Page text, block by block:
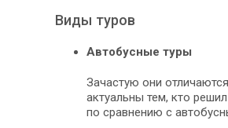
Виды туров
Автобусные туры
Зачастую они
актуальны тем, кто
по сравнению с